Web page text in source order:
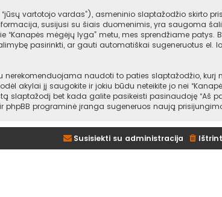
vartotojo vardas”), asmeninio slaptažodžio skirto
susijusi su šiais duomenimis, yra saugoma
mėgėjų lyga” metu, mes sprendžiame patys.
pasirinkti, ar gauti automatiškai sugeneruotus el.
naudoti to paties slaptažodžio, kurį
akylai jį saugokite ir jokiu būdu neteikite jo nei
slaptažodį bet kada galite pasikeisti pasinaudoję “Aš
programinė įranga sugeneruos naują
Susisiekti su administracija